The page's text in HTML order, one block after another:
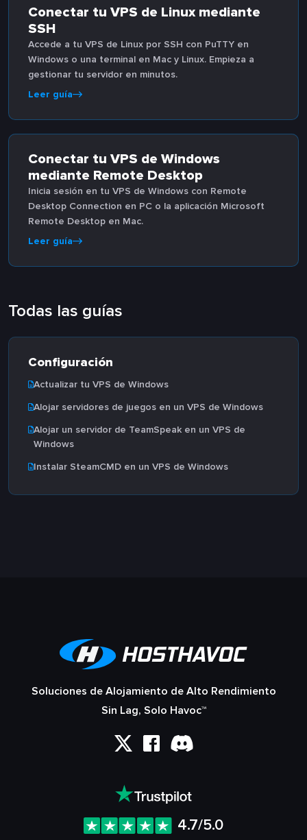
Conectar tu VPS de Linux mediante
SSH
Accede a tu VPS de Linux por SSH con PuTTY en
Windows o una terminal en Mac y Linux. Empieza a
gestionar tu servidor en minutos.
Leer guía
Conectar tu VPS de Windows
mediante Remote Desktop
Inicia sesión en tu VPS de Windows con Remote
Desktop Connection en PC o la aplicación Microsoft
Remote Desktop en Mac.
Leer guía
Todas las guías
Configuración
Actualizar tu VPS de Windows
Alojar servidores de juegos en un VPS de Windows
Alojar un servidor de TeamSpeak en un VPS de
Windows
Instalar SteamCMD en un VPS de Windows
Soluciones de Alojamiento de Alto Rendimiento
Sin Lag, Solo Havoc™
4.7/5.0